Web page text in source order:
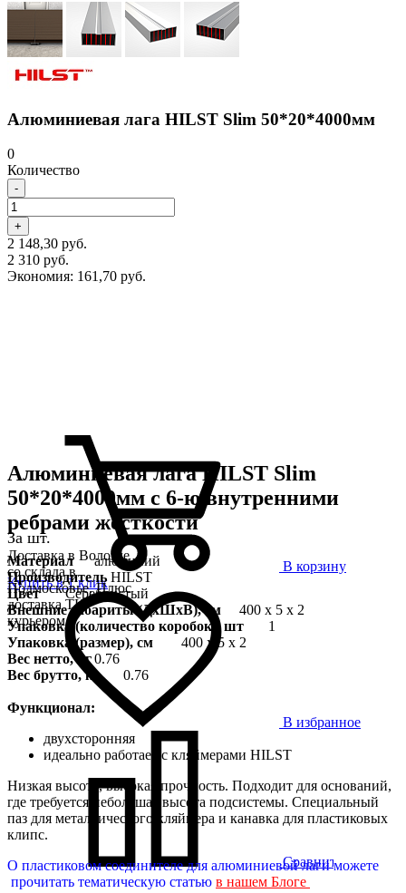
Алюминиевая лага HILST Slim 50*20*4000мм
0
Количество
-
+
2 148,30 руб.
2 310 руб.
Экономия: 161,70 руб.
За шт.
Доставка в Вологде
со склада в
Подмосковье. Плюс
доставка ТК,
курьером
В корзину
Купить в 1 клик
В избранное
Сравнить
Алюминиевая лага HILST Slim
50*20*4000мм с 6-ю внутренними
ребрами жесткости
Материал
алюминий
ПроизводительHILST
Цвет
Серебристый
Внешние габариты (ДхШхВ), см
400 х 5 х 2
Упаковка (количество коробок), шт
1
Упаковка (размер), см
400 х 5 х 2
Вес нетто, кг0.76
Вес брутто, кг
0.76
Функционал:
двухсторонняя
идеально работает с кляймерами HILST
Низкая высота, высокая прочность. Подходит для оснований,
где требуется небольшая высота подсистемы. Специальный
паз для металлического кляймера и канавка для пластиковых
клипс.
О пластиковом соединителе для алюминиевой лаги можете
прочитать тематическую статью в нашем Блоге